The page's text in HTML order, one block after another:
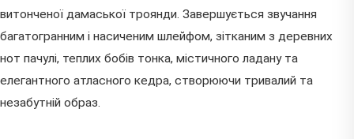
витонченої дамаської троянди. Завершується звучання
багатогранним і насиченим шлейфом, зітканим з деревних
нот пачулі, теплих бобів тонка, містичного ладану та
елегантного атласного кедра, створюючи тривалий та
незабутній образ.